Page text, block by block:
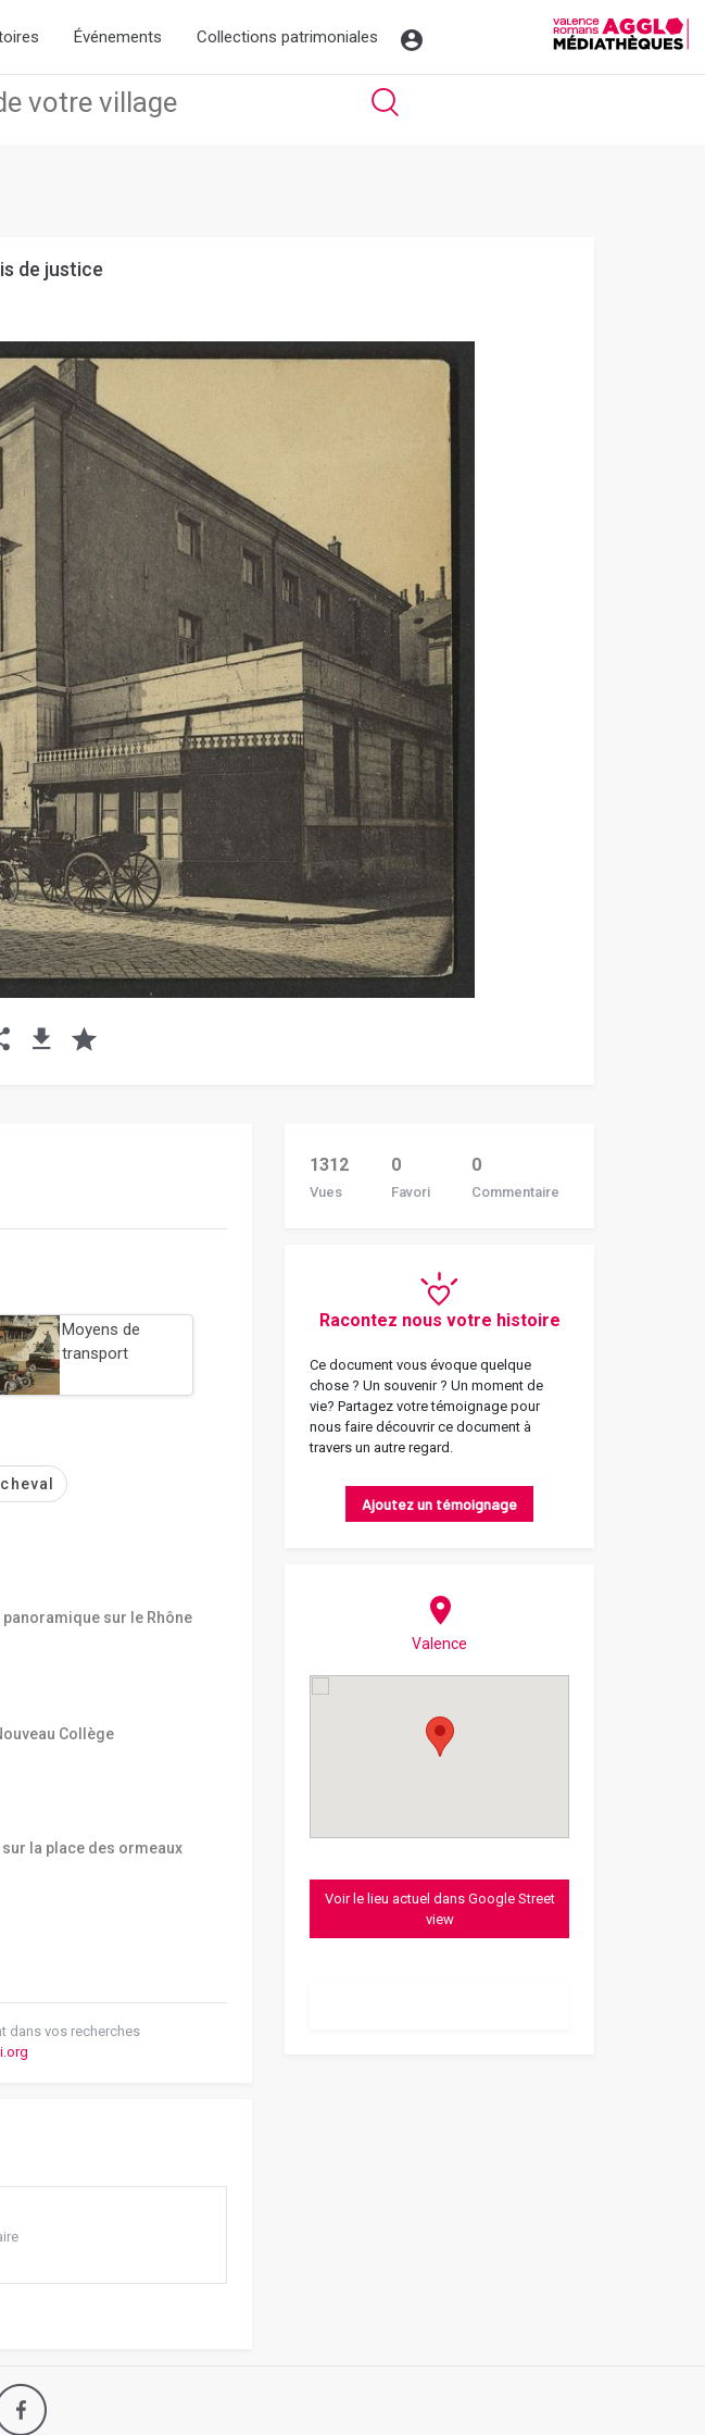
Événements Collections patrimoniales
de justice
Moyens de
transport
panoramique sur le Rhône
Collège
sur la place des ormeaux
dans vos recherches
1312
Vues
0
Favori
0
Commentaire
Racontez nous votre histoire
Ce document vous évoque quelque
chose ? Un souvenir ? Un moment de
vie? Partagez votre témoignage pour
nous faire découvrir ce document à
travers un autre regard.
Ajoutez un témoignage
Valence
Voir le lieu actuel dans Google Street
view